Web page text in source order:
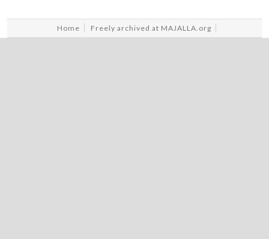
Home Freely archived at MAJALLA.org